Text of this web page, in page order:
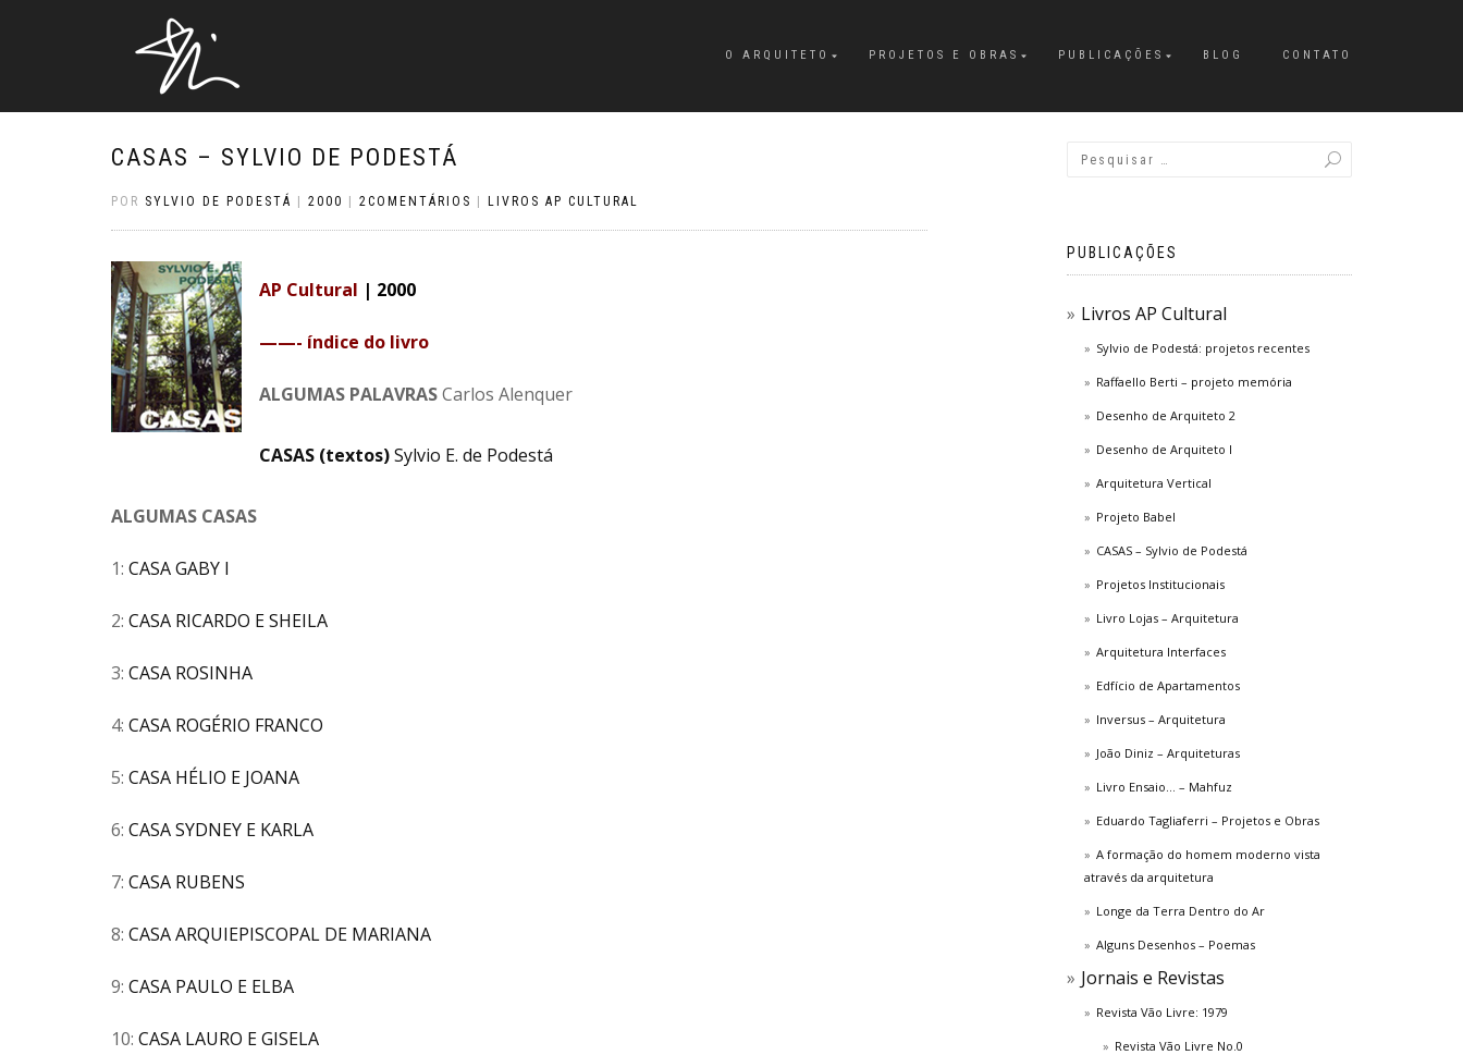
O ARQUITETO PROJETOS E OBRAS PUBLICAÇÕES BLOG CONTATO
CASAS – SYLVIO DE PODESTÁ
POR SYLVIO DE PODESTÁ 2000 2COMENTÁRIOS LIVROS AP CULTURAL
AP Cultural | 2000
——- índice do livro
ALGUMAS PALAVRASCarlos Alenquer
CASAS (textos)Sylvio E. de Podestá
ALGUMAS CASAS
1: CASA GABY I
2: CASA RICARDO E SHEILA
3: CASA ROSINHA
4: CASA ROGÉRIO FRANCO
5: CASA HÉLIO E JOANA
6: CASA SYDNEY E KARLA
7: CASA RUBENS
8: CASA ARQUIEPISCOPAL DE MARIANA
9: CASA PAULO E ELBA
10: CASA LAURO E GISELA
PUBLICAÇÕES
Livros AP Cultural
Sylvio de Podestá: projetos recentes
Raffaello Berti – projeto memória
Desenho de Arquiteto 2
Desenho de Arquiteto I
Arquitetura Vertical
Projeto Babel
CASAS – Sylvio de Podestá
Projetos Institucionais
Livro Lojas – Arquitetura
Arquitetura Interfaces
Edfício de Apartamentos
Inversus – Arquitetura
João Diniz – Arquiteturas
Livro Ensaio… – Mahfuz
Eduardo Tagliaferri – Projetos e Obras
A formação do homem moderno vista
através da arquitetura
Longe da Terra Dentro do Ar
Alguns Desenhos – Poemas
Jornais e Revistas
Revista Vão Livre: 1979
Revista Vão Livre No.0